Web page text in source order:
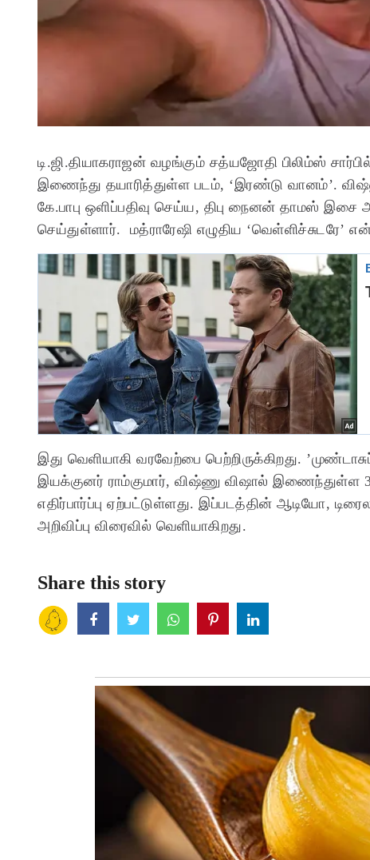
டி.ஜி.தியாகராஜன் வழங்கும் சத்யஜோதி பிலிம்ஸ்
இணைந்து தயாரித்துள்ள படம், ‘இரண்டு வானம்’.
கே.பாபு ஒளிப்பதிவு செய்ய, திபு நைனன் தாமஸ்
செய்துள்ளார். மத்ராரேஷி எழுதிய ‘வெள்ளிச்சுடரே’
இது வெளியாகி வரவேற்பை பெற்றிருக்கிறது.
இயக்குனர் ராம்குமார், விஷ்ணு விஷால் இணைந்துள்ள
எதிர்பார்ப்பு ஏற்பட்டுள்ளது. இப்படத்தின் ஆடியோ,
அறிவிப்பு விரைவில் வெளியாகிறது.
Share this story